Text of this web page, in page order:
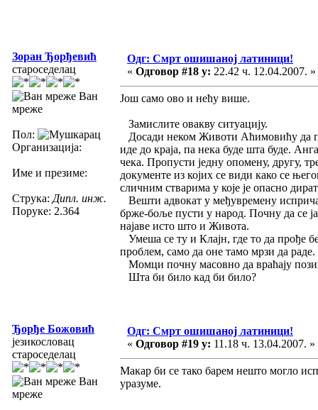
Зоран Ђорђевић
староседелац
Ван
мреже
Пол:
Организација:
Име и презиме:
Струка: Дипл. инж.
Поруке: 2.364
Одг: Смрт ошишаној латиници!
« Одговор #18 у: 22.42 ч. 12.04.2007. »
Још само ово и нећу више.
Замислите овакву ситуацију.
Досади неком Животи Аћимовићу да
иде до краја, па нека буде шта буде.
чека. Пропусти једну опомену, другу,
документе из којих се види како се
сличним стварима у које је опасно
Вешти адвокат у међувремену
брже-боље пусти у народ. Почну да се
најаве исто што и Живота.
Умеша се ту и Клајн, где то да прође
проблем, само да оне тамо мрзи да раде.
Момци почну масовно да враћају
Шта би било кад би било?
Ђорђе Божовић
језикословац
староседелац
Ван
мреже
Одг: Смрт ошишаној латиници!
« Одговор #19 у: 11.18 ч. 13.04.2007. »
Макар би се тако барем нешто могло
уразуме.